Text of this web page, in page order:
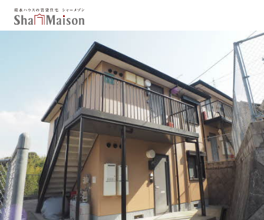
新着メール設定
最近見た物件
北海道
関東
中部
関西
中国・四国
九州
市区郡・路線・駅から探す
通勤・通学時間から探す